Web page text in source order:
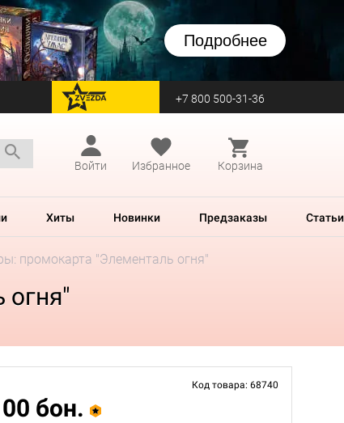
Подробнее
перейти на Zvezda +7 800 500-31-36
Войти
Избранное Корзина
Хиты Новинки Предзаказы Статьи
промокарта "Элементаль огня"
Код товара: 68740
бон.